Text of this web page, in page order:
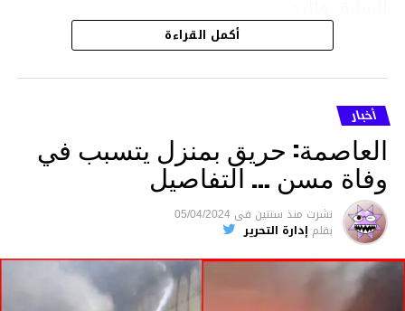
هذا وقد تمكن أعوان مركز الأمن الوطني بحي
هلال في توقيت قياسي من محاصرة المشتبه به
والقبض عليه وإحالته على التحقيق في خصوص
ما نُسبه إليه.
متابعة
قسم الاخبار
أكمل القراءة
أخبار
العاصمة: حريق بمنزل يتسبب في
وفاة مسن … التفاصيل
نشرت منذ سنتين فى 05/04/2024
بقلم إدارة التحرير